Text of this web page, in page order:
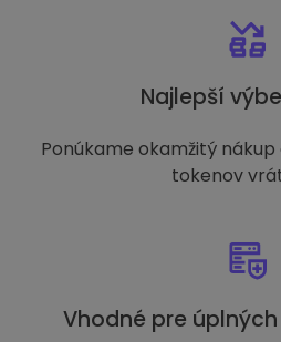
Najlepší
Ponúkame okamžitý
tokenov
Vhodné pre